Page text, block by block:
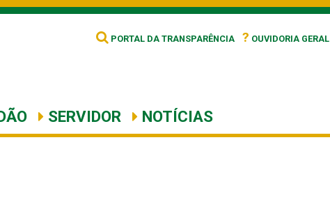
PORTAL DA TRANSPARÊNCIA ? OUVIDORIA GERAL
SERVIDOR NOTÍCIAS